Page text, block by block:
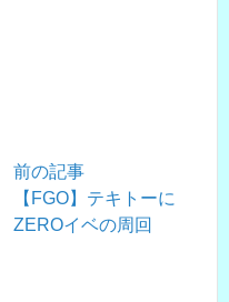
前の記事
【FGO】テキトーに
ZEROイベの周回